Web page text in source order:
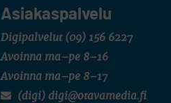
Asiakaspalvelu
Digipalvelut (09) 156 6227
Avoinna ma–pe 8–16
Avoinna ma–pe 8–17
(digi) digi@otavamedia.fi